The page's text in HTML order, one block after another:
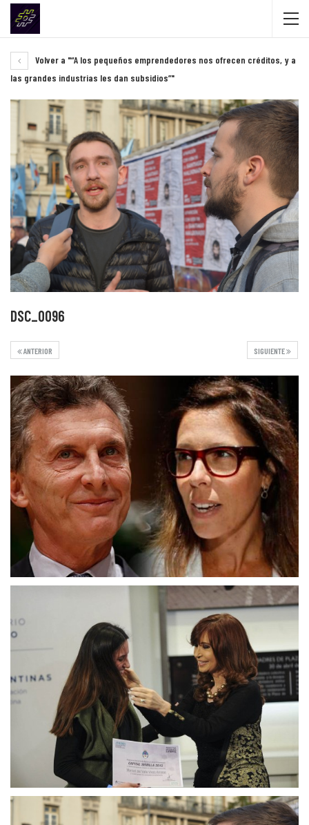
Volver a "“A los pequeños emprendedores nos ofrecen créditos, y a
las grandes industrias les dan subsidios”"
DSC_0096
SIGUIENTE
ANTERIOR